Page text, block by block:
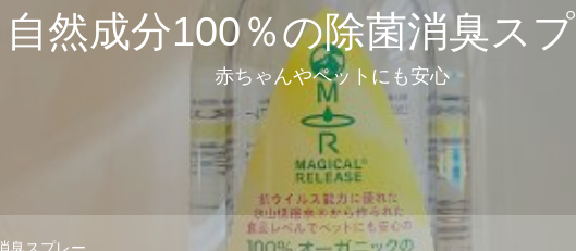
自然成分100％の除菌消臭ス
赤ちゃんやペットにも安心